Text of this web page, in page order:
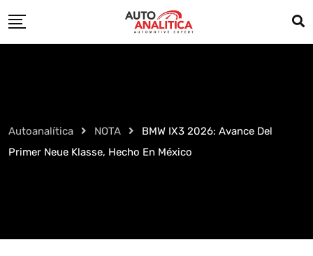
to
Autoanalítica NOTA
BMW IX3 2026: Avance Del
Primer Neue Klasse, Hecho En México